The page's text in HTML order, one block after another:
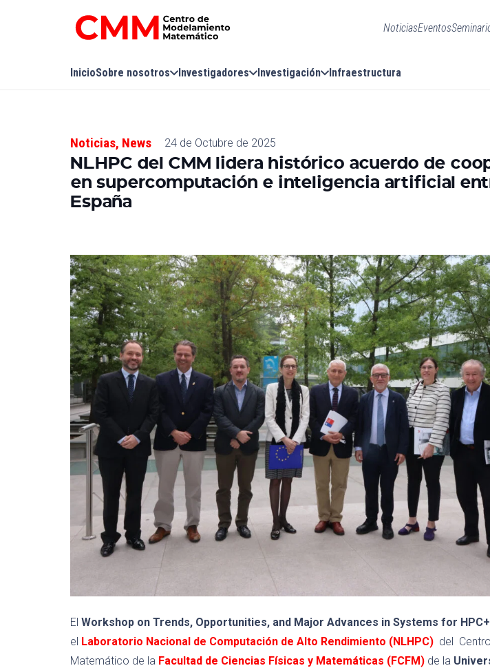
NoticiasEventos
InicioSobre nosotros Investigadores Investigación Infraestructura
Noticias, News 24 de Octubre de 2025
NLHPC del CMM lidera histórico acuerdo de
en supercomputación e inteligencia artificial
España
El Workshop on Trends, Opportunities, and Major Advances in Systems for
el Laboratorio Nacional de Computación de Alto Rendimiento (NLHPC) del
Matemático de la Facultad de Ciencias Físicas y Matemáticas (FCFM) de la